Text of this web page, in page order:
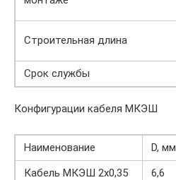
Строительная длина
Срок службы
Конфигурации кабеля МКЭШ
Наименование D, мм
Кабель МКЭШ 2х0,35
6,6